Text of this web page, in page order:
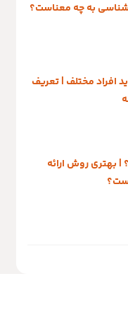
به چه معناست؟
افراد مختلف | تعریف
بهتری روش ارائه